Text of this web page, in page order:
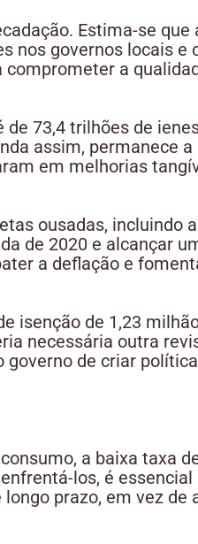
Estima-se que
nos governos locais e
comprometer a
73,4 trilhões de
assim, permanece a
em melhorias
ousadas, incluindo
de 2020 e alcançar
a deflação e
isenção de 1,23
necessária outra
governo de criar
a baixa taxa
los, é
prazo, em vez de